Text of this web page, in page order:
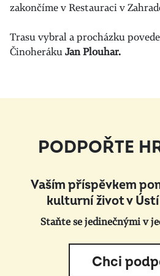
zakončíme v Restauraci v
Trasu vybral a procházku
ČinoherákuJan Plouhar.
PODPOŘTE
Vaším příspěvkem
kulturní život v Ústí
Staňte se jedinečnými v
Chci